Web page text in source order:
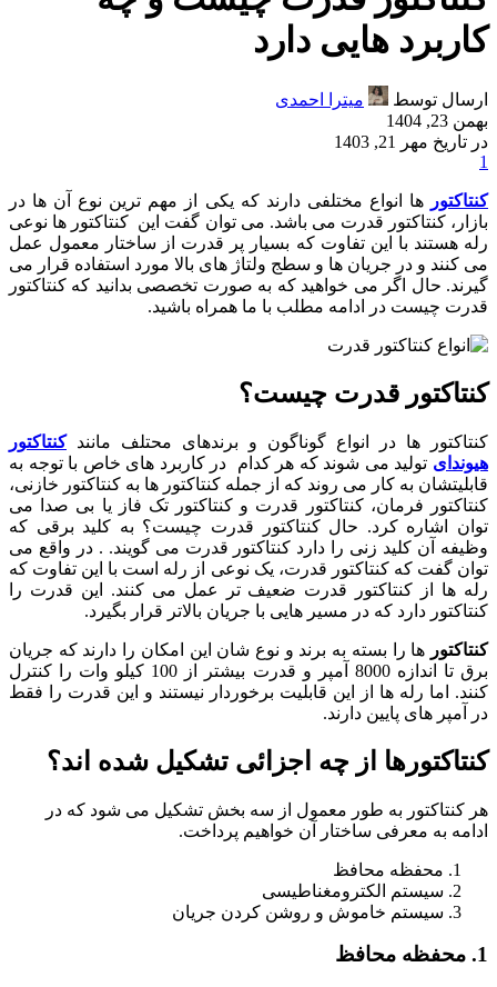
کاربرد هایی دارد
ارسال توسط
میترا احمدی
بهمن 23, 1404
در تاریخ مهر 21, 1403
1
کنتاکتور
ها انواع مختلفی دارند که یکی از مهم ترین نوع آن ها در
بازار، کنتاکتور قدرت می باشد. می توان گفت این کنتاکتور ها نوعی
رله هستند با این تفاوت که بسیار پر قدرت از ساختار معمول عمل
می کنند و در جریان ها و سطج ولتاژ های بالا مورد استفاده قرار می
گیرند. حال اگر می خواهید که به صورت تخصصی بدانید که کنتاکتور
قدرت چیست در ادامه مطلب با ما همراه باشید.
کنتاکتور قدرت چیست؟
کنتاکتور ها در انواع گوناگون و برندهای محتلف مانندکنتاکتور
هیوندای تولید می شوند که هر کدام در کاربرد های خاص با توجه به
قابلیتشان به کار می روند که از جمله کنتاکتور ها به کنتاکتور خازنی،
کنتاکتور فرمان، کنتاکتور قدرت و کنتاکتور تک فاز یا بی صدا می
توان اشاره کرد. حال کنتاکتور قدرت چیست؟ به کلید برقی که
وظیفه آن کلید زنی را دارد کنتاکتور قدرت می گویند. . در واقع می
توان گفت که کنتاکتور قدرت، یک نوعی از رله است با این تفاوت که
رله ها از کنتاکتور قدرت ضعیف تر عمل می کنند. این قدرت را
کنتاکتور دارد که در مسیر هایی با جریان بالاتر قرار بگیرد.
کنتاکتور ها را بسته به برند و نوع شان این امکان را دارند که جریان
برق تا اندازه 8000 آمپر و قدرت بیشتر از 100 کیلو وات را کنترل
کنند. اما رله ها از این قابلیت برخوردار نیستند و این قدرت را فقط
در آمپر های پایین دارند.
کنتاکتورها از چه اجزائی تشکیل شده اند؟
هر کنتاکتور به طور معمول از سه بخش تشکیل می شود که در
ادامه به معرفی ساختار آن خواهیم پرداخت.
محفظه محافظ
سیستم الکترومغناطیسی
سیستم خاموش و روشن کردن جریان
1. محفظه محافظ